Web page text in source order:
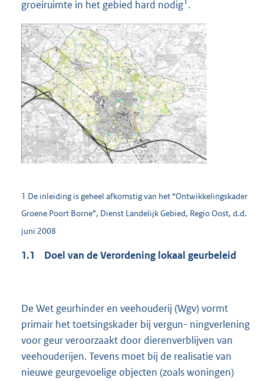
groeiruimte in het gebied hard nodig .
1 De inleiding is geheel afkomstig van het “Ontwikkelingskader
Groene Poort Borne”, Dienst Landelijk Gebied, Regio Oost, d.d.
juni 2008
1.1 Doel van de Verordening lokaal geurbeleid
De Wet geurhinder en veehouderij (Wgv) vormt
primair het toetsingskader bij vergun- ningverlening
voor geur veroorzaakt door dierenverblijven van
veehouderijen. Tevens moet bij de realisatie van
nieuwe geurgevoelige objecten (zoals woningen)